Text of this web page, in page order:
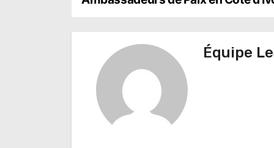
v
Équipe